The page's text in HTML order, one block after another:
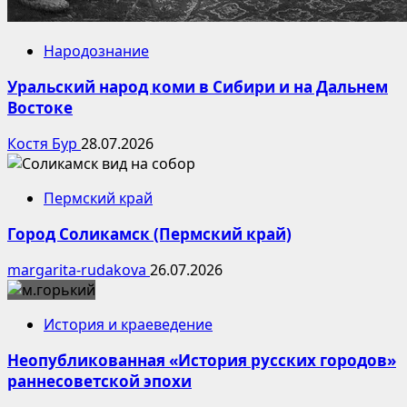
Народознание
Уральский народ коми в Сибири и на Дальнем
Востоке
Костя Бур 28.07.2026
Пермский край
Город Соликамск (Пермский край)
margarita-rudakova 26.07.2026
История и краеведение
Неопубликованная «История русских городов»
раннесоветской эпохи